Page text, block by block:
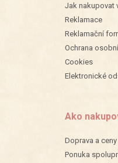
Jak nakupovat
Reklamace
Reklamační
Ochrana
Cookies
Elektronické
Ako
Doprava a ceny
Ponuka